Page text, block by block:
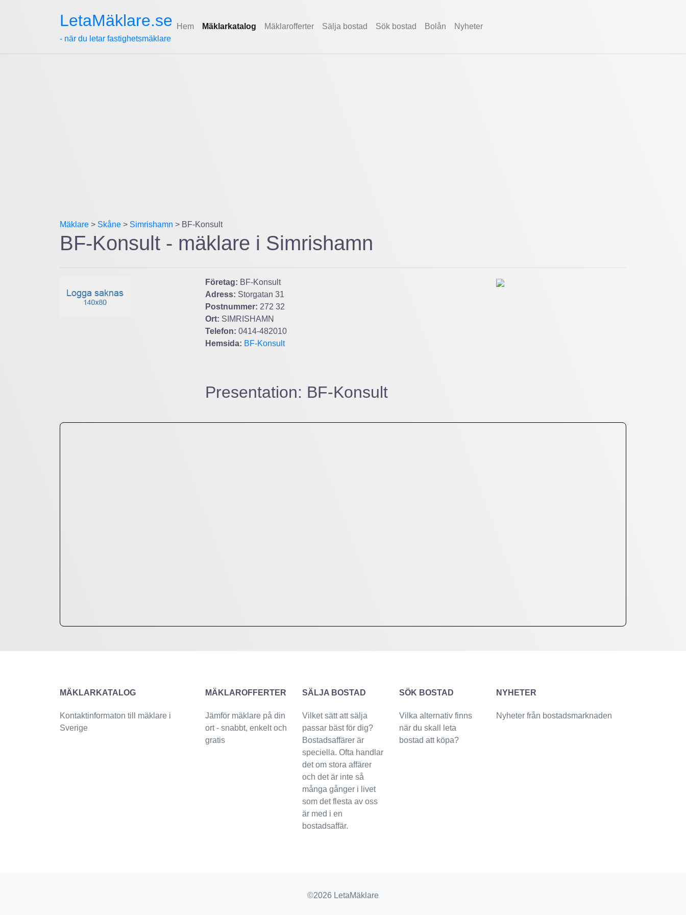
LetaMäklare.se
- när du letar fastighetsmäklare
Hem Mäklarkatalog Mäklarofferter Sälja bostad Sök bostad Bolån Nyheter
Mäklare > Skåne > Simrishamn > BF-Konsult
BF-Konsult - mäklare i Simrishamn
Företag: BF-Konsult
Adress: Storgatan 31
Postnummer: 272 32
Ort: SIMRISHAMN
Telefon: 0414-482010
Hemsida: BF-Konsult
Presentation: BF-Konsult
MÄKLARKATALOG
Kontaktinformaton till mäklare i
Sverige
MÄKLAROFFERTER
Jämför mäklare på din
ort - snabbt, enkelt och
gratis
SÄLJA BOSTAD
Vilket sätt att sälja
passar bäst för dig?
Bostadsaffärer är
speciella. Ofta handlar
det om stora affärer
och det är inte så
många gånger i livet
som det flesta av oss
är med i en
bostadsaffär.
SÖK BOSTAD
Vilka alternativ finns
när du skall leta
bostad att köpa?
NYHETER
Nyheter från bostadsmarknaden
©2026 LetaMäklare